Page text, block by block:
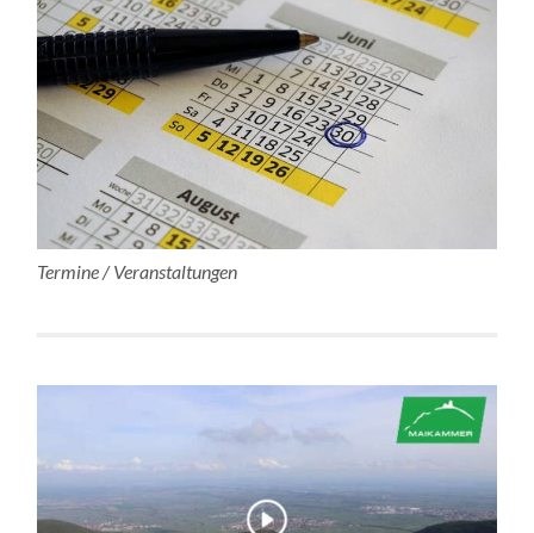
Termine / Veranstaltungen